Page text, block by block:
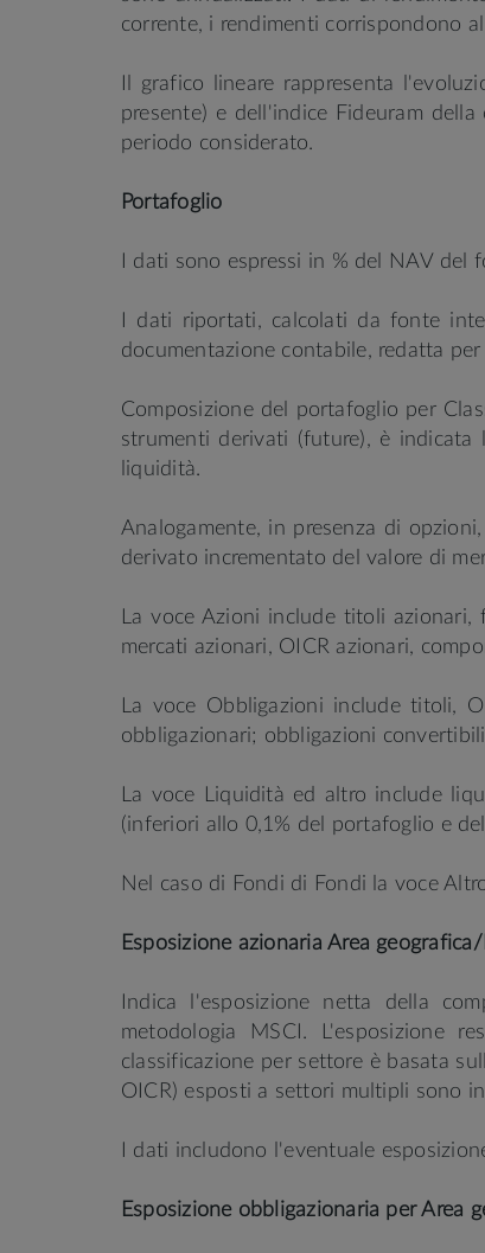
corrente, i rendimenti corrispondono
Il grafico lineare rappresenta
presente) e dell'indice Fideuram
periodo considerato.
Portafoglio
I dati sono espressi in % del NAV del
I dati riportati, calcolati da fonte
documentazione contabile, redatta
Composizione del portafoglio per
strumenti derivati (future), è
liquidità.
Analogamente, in presenza di
derivato incrementato del valore di
La voce Azioni include titoli
mercati azionari, OICR azionari,
La voce Obbligazioni include titoli,
obbligazionari; obbligazioni
La voce Liquidità ed altro include
(inferiori allo 0,1% del portafoglio e
Nel caso di Fondi di Fondi la voce
Esposizione azionaria Area
Indica l'esposizione netta della
metodologia MSCI. L'esposizione
classificazione per settore è basata
OICR) esposti a settori multipli sono
I dati includono l'eventuale
Esposizione obbligazionaria per Area